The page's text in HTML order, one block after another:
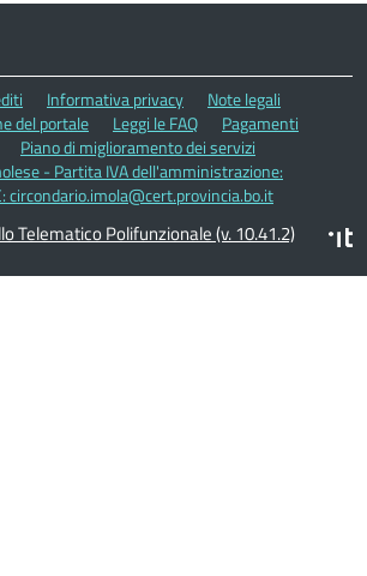
Informativa privacy
Note legali
del portale Leggi le FAQ
Pagamenti
Piano di miglioramento dei servizi
- Partita IVA dell'amministrazione:
Telematico Polifunzionale (v. 10.41.2)